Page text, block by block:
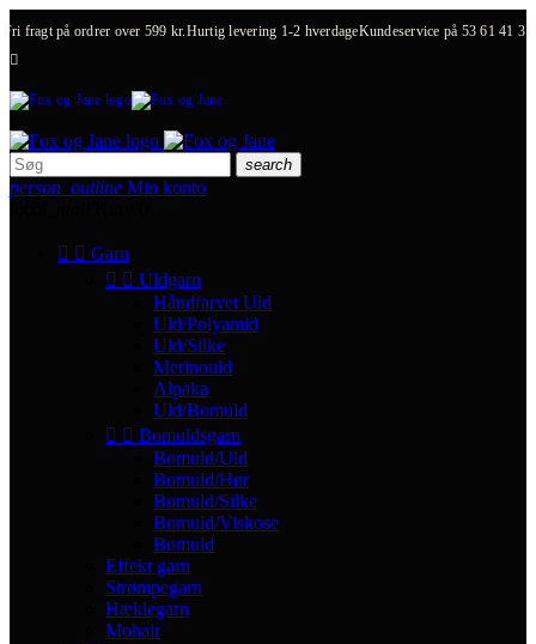
Fri fragt på ordrer over 599 kr. Hurtig levering 1-2 hverdageKundeservice på 53 61 41 31

search
person_outline Min konto
  Garn
  Uldgarn
Håndfarvet Uld
Uld/Polyamid
Uld/Silke
Merinould
Alpaka
Uld/Bomuld
  Bomuldsgarn
Bomuld/Uld
Bomuld/Hør
Bomuld/Silke
Bomuld/Viskose
Bomuld
Effekt garn
Strømpegarn
Hæklegarn
Mohair